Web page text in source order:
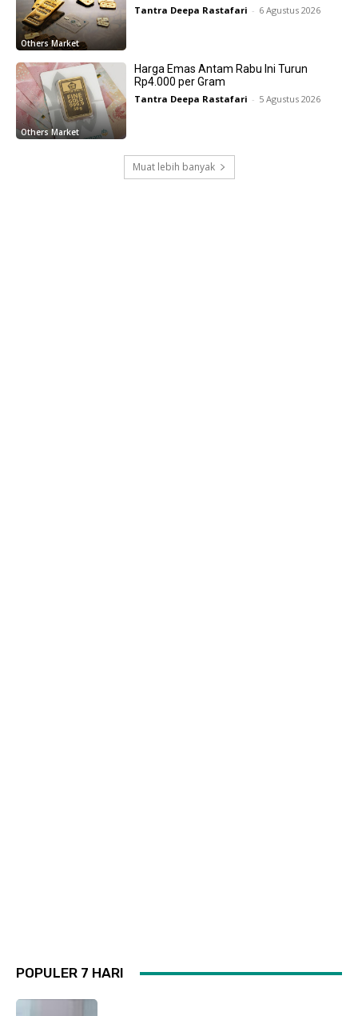
Others Market
Tantra Deepa Rastafari - 6 Agustus 2026
Others Market
Harga Emas Antam Rabu Ini Turun
Rp4.000 per Gram
Tantra Deepa Rastafari - 5 Agustus 2026
Muat lebih banyak
POPULER 7 HARI